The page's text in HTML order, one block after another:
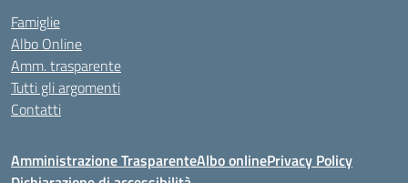
Famiglie
Albo Online
Amm. trasparente
Tutti gli argomenti
Contatti
Amministrazione TrasparenteAlbo onlinePrivacy Policy